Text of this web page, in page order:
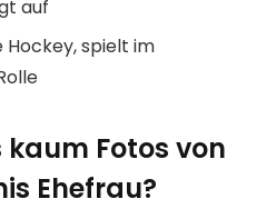
auf
spielt im
Fotos von
Ehefrau?